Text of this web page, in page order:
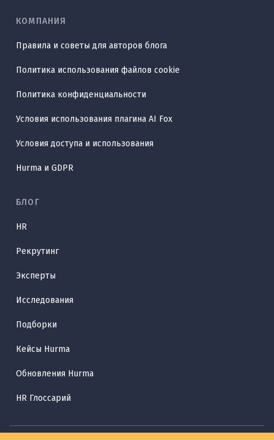
КОМПАНИЯ
Правила и советы для авторов блога
Политика использования файлов cookie
Политика конфиденциальности
Условия использования плагина AI Fox
Условия доступа и использования
Hurma и GDPR
БЛОГ
HR
Рекрутинг
Эксперты
Исследования
Подборки
Кейсы Hurma
Обновления Hurma
HR Глоссарий